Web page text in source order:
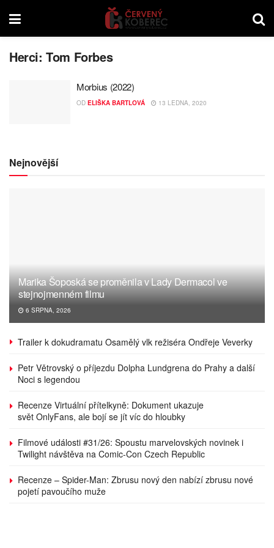
Herci:Tom Forbes
Morbius (2022)
OD ELIŠKA BARTLOVÁ 13 LEDNA, 2020
Nejnovější
Marika Šoposká se proměnila v Lady Dermacol ve
stejnojmenném filmu
6 SRPNA, 2026
Trailer k dokudramatu Osamělý vlk režiséra Ondřeje Veverky
Petr Větrovský o příjezdu Dolpha Lundgrena do Prahy a další
Noci s legendou
Recenze Virtuální přítelkyně: Dokument ukazuje
svět OnlyFans, ale bojí se jít víc do hloubky
Filmové události #31/26: Spoustu marvelovských novinek i
Twilight návštěva na Comic-Con Czech Republic
Recenze – Spider-Man: Zbrusu nový den nabízí zbrusu nové
pojetí pavoučího muže